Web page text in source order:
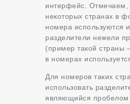
интерфейс. Отмечаем,
некоторых странах в
номера используются
разделители нежели
(пример такой страны
в номерах
Для номеров таких
использовать
являющийся пробелом